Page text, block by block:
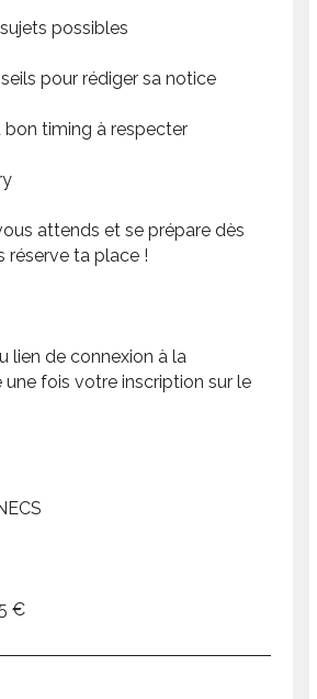
possibles
pour rédiger sa notice
bon timing à respecter
attends et se prépare dès
réserve ta place !
lien de connexion à la
fois votre inscription sur le
€